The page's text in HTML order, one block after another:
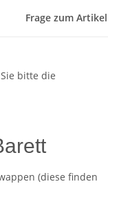
Frage zum Artikel
bitte die
(diese finden